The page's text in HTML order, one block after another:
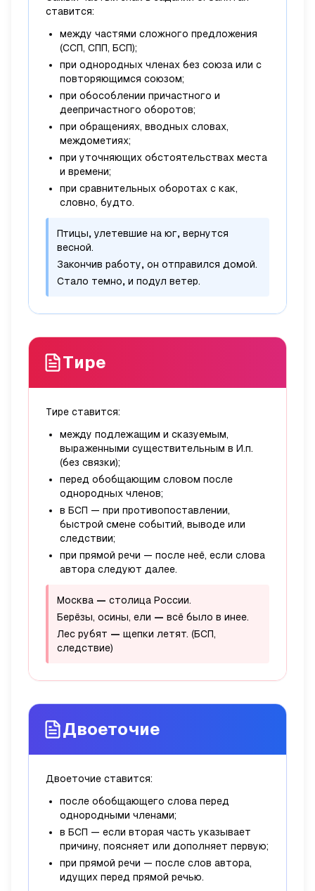
ставится:
между частями сложного предложения
(ССП, СПП, БСП);
при однородных членах без союза или с
повторяющимся союзом;
при обособлении причастного и
деепричастного оборотов;
при обращениях, вводных словах,
междометиях;
при уточняющих обстоятельствах места
и времени;
при сравнительных оборотах с как,
словно, будто.
Птицы, улетевшие на юг, вернутся
весной.
Закончив работу, он отправился домой.
Стало темно, и подул ветер.
Тире
Тире ставится:
между подлежащим и сказуемым,
выраженными существительным в И.п.
(без связки);
перед обобщающим словом после
однородных членов;
в БСП — при противопоставлении,
быстрой смене событий, выводе или
следствии;
при прямой речи — после неё, если слова
автора следуют далее.
Москва — столица России.
Берёзы, осины, ели — всё было в инее.
Лес рубят — щепки летят. (БСП,
следствие)
Двоеточие
Двоеточие ставится:
после обобщающего слова перед
однородными членами;
в БСП — если вторая часть указывает
причину, поясняет или дополняет первую;
при прямой речи — после слов автора,
идущих перед прямой речью.